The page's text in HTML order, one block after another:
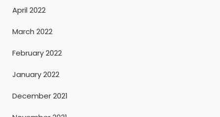
April 2022
March 2022
February 2022
January 2022
December 2021